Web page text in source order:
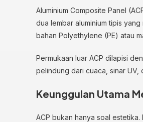
Aluminium Composite Panel
dua lembar aluminium tipis
bahan Polyethylene (PE) atau
Permukaan luar ACP dilapisi
pelindung dari cuaca, sinar UV,
Keunggulan Utama
ACP bukan hanya soal